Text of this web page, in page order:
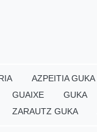
AZPEITIA GUKA
GUAIXE GUKA
ZARAUTZ GUKA